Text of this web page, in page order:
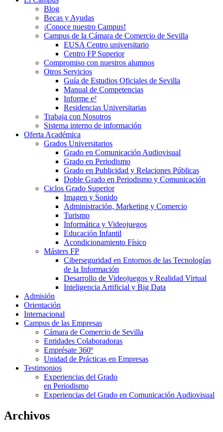
Blog
Becas y Ayudas
¡Conoce nuestro Campus!
Campus de la Cámara de Comercio de Sevilla
EUSA Centro universitario
Centro FP Superior
Compromiso con nuestros alumnos
Otros Servicios
Guía de Estudios Oficiales de Sevilla
Manual de Competencias
Informe e²
Residencias Universitarias
Trabaja con Nosotros
Sistema interno de información
Oferta Académica
Grados Universitarios
Grado en Comunicación Audiovisual
Grado en Periodismo
Grado en Publicidad y Relaciones Públicas
Doble Grado en Periodismo y Comunicación
Ciclos Grado Superior
Imagen y Sonido
Administración, Marketing y Comercio
Turismo
Informática y Videojuegos
Educación Infantil
Acondicionamiento Físico
Másters FP
Ciberseguridad en Entornos de las Tecnologías
de la Información
Desarrollo de Videojuegos y Realidad Virtual
Inteligencia Artificial y Big Data
Admisión
Orientación
Internacional
Campus de las Empresas
Cámara de Comercio de Sevilla
Entidades Colaboradoras
Emprésate 360º
Unidad de Prácticas en Empresas
Testimonios
Experiencias del Grado
en Periodismo
Experiencias del Grado en Comunicación Audiovisual
Archivos